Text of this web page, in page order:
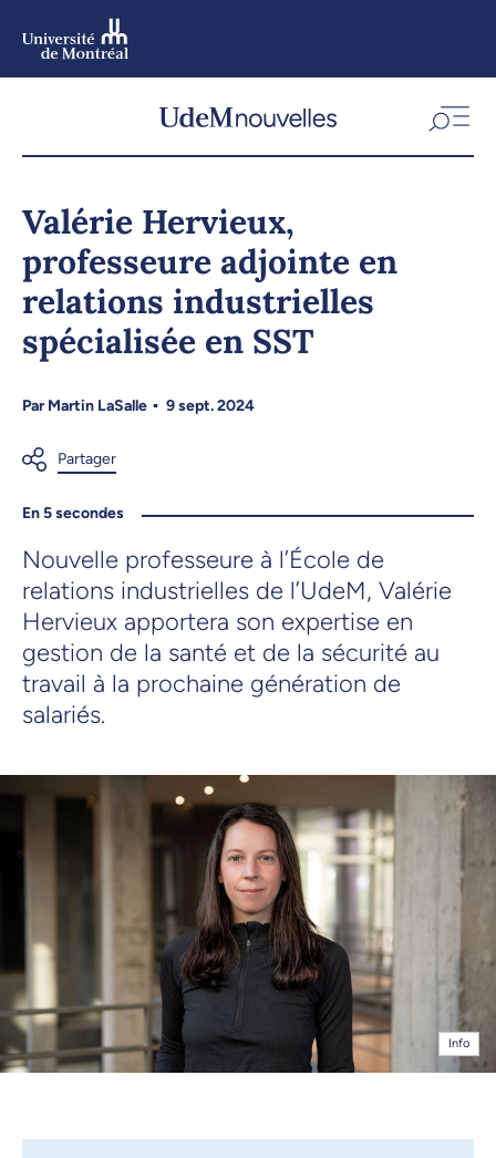
Valérie Hervieux,
professeure adjointe en
relations industrielles
spécialisée en SST
ParMartin LaSalle 9 sept. 2024
En 5 secondes
Nouvelle professeure à l’École de
relations industrielles de l’UdeM, Valérie
Hervieux apportera son expertise en
gestion de la santé et de la sécurité au
travail à la prochaine génération de
salariés.
Info